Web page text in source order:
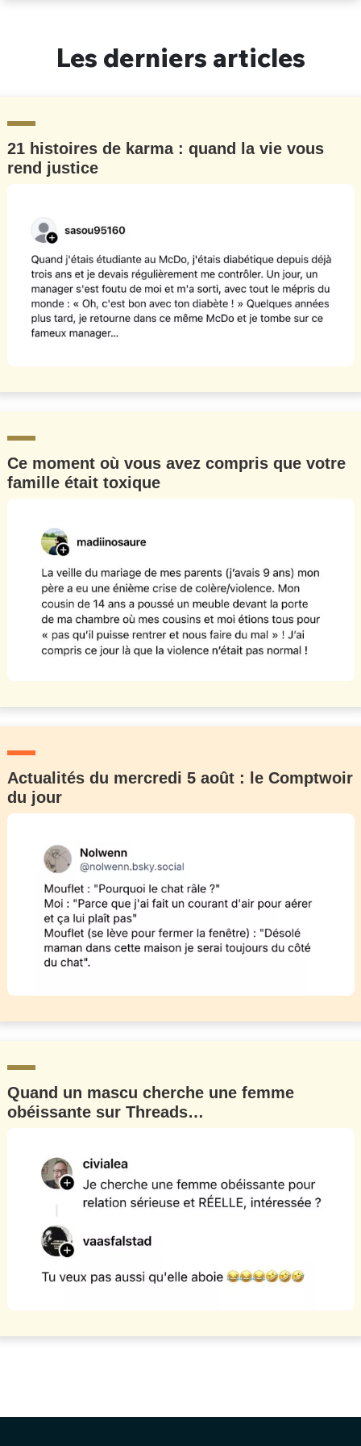
Les derniers articles
21 histoires de karma : quand la vie vous
rend justice
Ce moment où vous avez compris que votre
famille était toxique
Actualités du mercredi 5 août : le Comptwoir
du jour
Quand un mascu cherche une femme
obéissante sur Threads…